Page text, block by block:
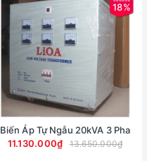
18%
Biến Áp Tự Ngẫu 20kVA 3 Pha
11.130.000₫
13.650.000₫